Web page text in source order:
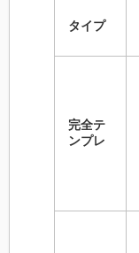
タイプ
完全テ
ンプレ